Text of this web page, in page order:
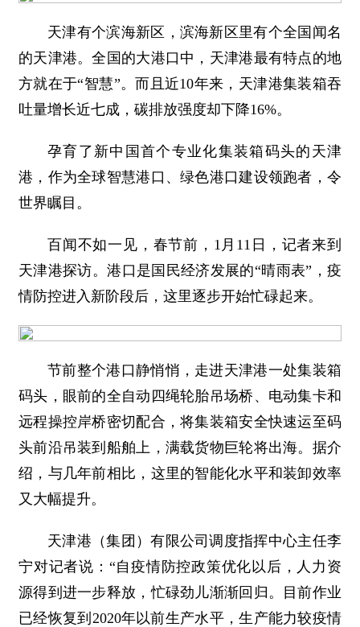
天津有个滨海新区，滨海新区里有个全国闻名
的天津港。全国的大港口中，天津港最有特点的地
方就在于“智慧”。而且近10年来，天津港集装箱吞
吐量增长近七成，碳排放强度却下降16%。
孕育了新中国首个专业化集装箱码头的天津
港，作为全球智慧港口、绿色港口建设领跑者，令
世界瞩目。
百闻不如一见，春节前，1月11日，记者来到
天津港探访。港口是国民经济发展的“晴雨表”，疫
情防控进入新阶段后，这里逐步开始忙碌起来。
节前整个港口静悄悄，走进天津港一处集装箱
码头，眼前的全自动四绳轮胎吊场桥、电动集卡和
远程操控岸桥密切配合，将集装箱安全快速运至码
头前沿吊装到船舶上，满载货物巨轮将出海。据介
绍，与几年前相比，这里的智能化水平和装卸效率
又大幅提升。
天津港（集团）有限公司调度指挥中心主任李
宁对记者说：“自疫情防控政策优化以后，人力资
源得到进一步释放，忙碌劲儿渐渐回归。目前作业
已经恢复到2020年以前生产水平，生产能力较疫情